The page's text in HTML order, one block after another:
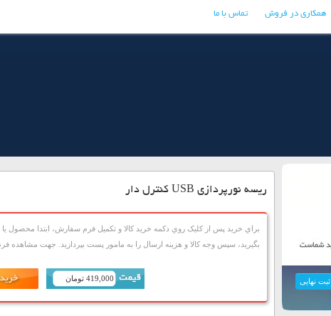
همکاری در فروش تماس با ما
ثبت نهایی
ریسه نورپردازی USB کنترل دار
براي خريد پس از کليک روي دکمه خريد کالا و تکميل فرم سفارش، ابتدا محصول
بگيريد، سپس وجه کالا و هزينه ارسال را به مامور پست بپردازيد. جهت مشاهده
419,000 تومان